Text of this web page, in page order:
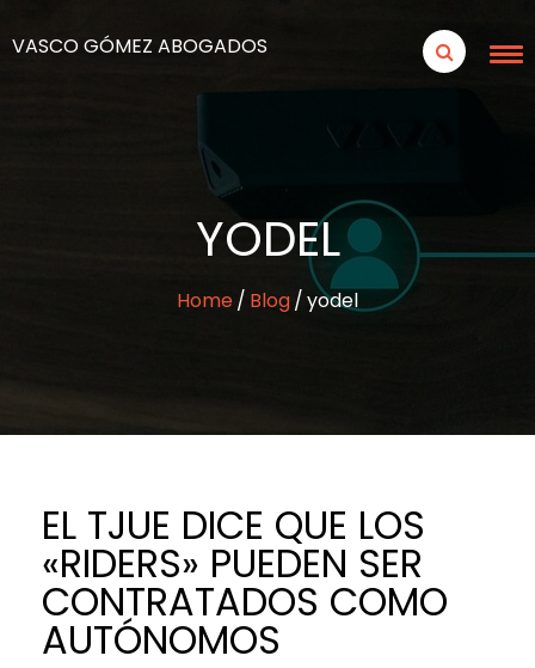
VASCO GÓMEZ ABOGADOS
YODEL
Home Blog yodel
EL TJUE DICE QUE LOS
«RIDERS» PUEDEN SER
CONTRATADOS COMO
AUTÓNOMOS